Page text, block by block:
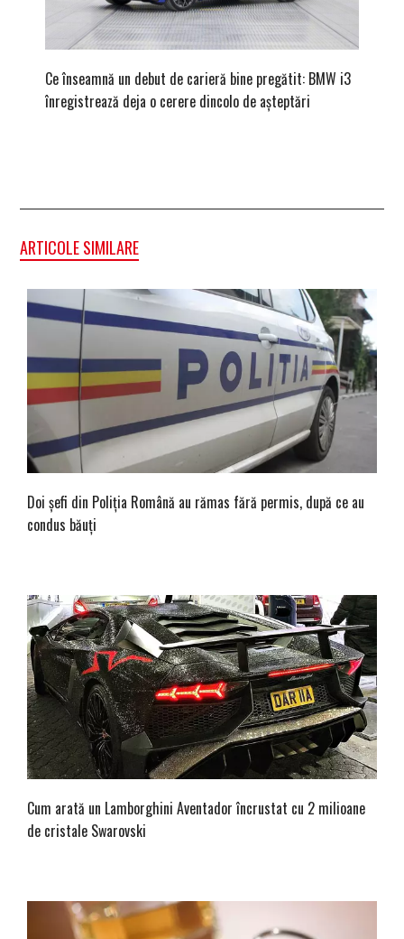
Ce înseamnă un debut de carieră bine pregătit: BMW i3
înregistrează deja o cerere dincolo de așteptări
ARTICOLE SIMILARE
Doi șefi din Poliția Română au rămas fără permis, după ce au
condus băuți
Cum arată un Lamborghini Aventador încrustat cu 2 milioane
de cristale Swarovski